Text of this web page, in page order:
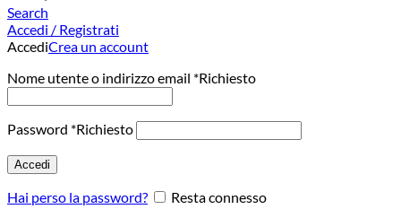
Search
Accedi / Registrati
AccediCrea un account
Nome utente o indirizzo email *Richiesto
Password *Richiesto
Accedi
Hai perso la password?
Resta connesso